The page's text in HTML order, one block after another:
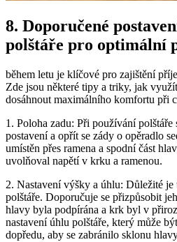
8. Doporučené
‌polštáře pro optimální
během letu je klíčové pro zajištění
Zde jsou některé ⁢tipy ‍a triky,⁤ jak
dosáhnout maximálního ​komfortu při
1.‌ Poloha zadu:‌ Při‍ používání
postavení a opřít se zády⁣ o ⁢opěradlo
umístěn přes⁣ ramena⁣ a spodní část
uvolňoval napětí v krku a ramenou.
2. Nastavení výšky a ⁣úhlu: Důležité je
polštáře.⁢ Doporučuje ‌se⁤ přizpůsobit⁣
⁣hlavy byla podpírána a krk byl ⁣v
nastavení úhlu‍ polštáře, který může
⁢dopředu, aby se zabránilo sklonu